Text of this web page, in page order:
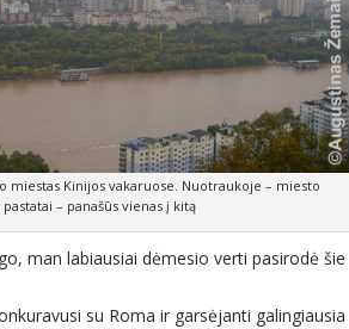
miestas Kinijos vakaruose. Nuotraukoje – miesto
– panašūs vienas į kitą
man labiausiai dėmesio verti pasirodė šie
su Roma ir garsėjanti galingiausia